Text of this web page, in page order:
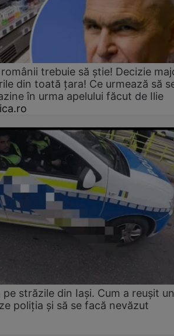
trebuie să știe! Decizie
din toată țara! Ce urmează să
în urma apelului făcut de Ilie
străzile din Iași. Cum a reușit un
poliția și să se facă nevăzut